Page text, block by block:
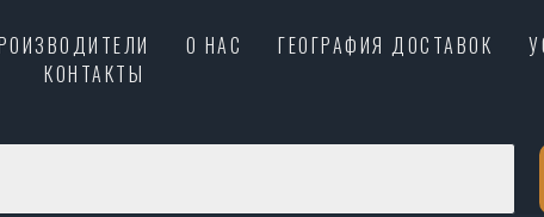
О НАС ГЕОГРАФИЯ ДОСТАВОК
КОНТАКТЫ